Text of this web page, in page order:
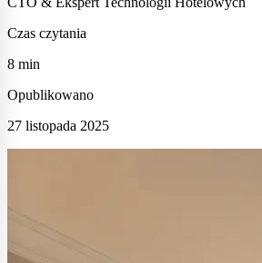
Czas czytania
8 min
Opublikowano
27 listopada 2025